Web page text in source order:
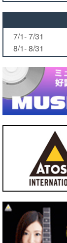
7/1- 7/31
8/1- 8/31